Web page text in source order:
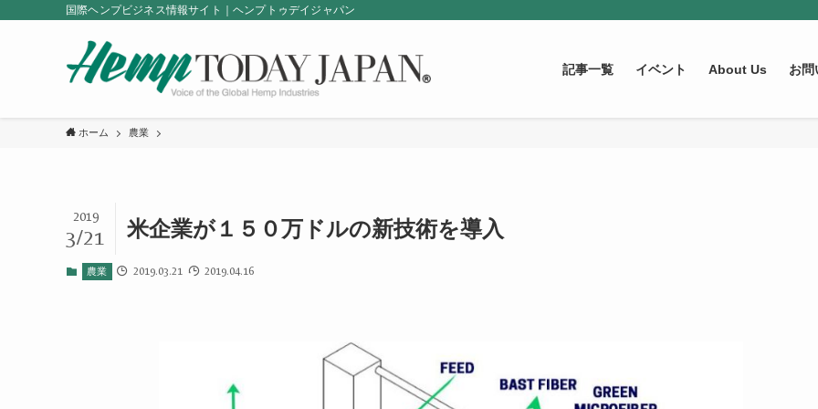
国際ヘンプビジネス情報サイト｜ヘンプトゥデイジャパン
記事一覧 イベント About Us お問
ホーム 農業
米企業が１５０万ドルの新技術を導入
2019
3/21
農業 2019.03.21 2019.04.16